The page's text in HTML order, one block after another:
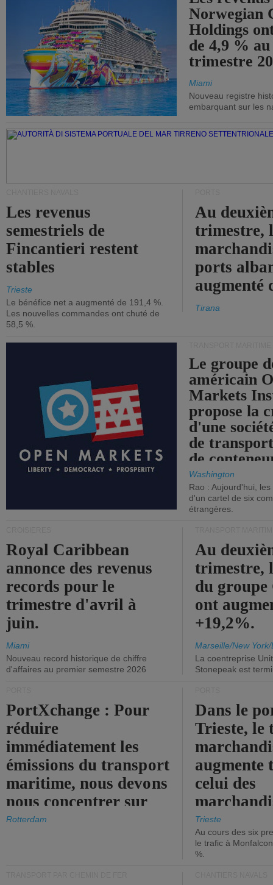
Norwegian
Holdings
de 4,9 %
trimestre
Miami
Nouveau registre
embarquant sur les
Les revenus
semestriels de
Fincantieri restent
stables
Trieste
Le bénéfice net a augmenté de 191,4 %.
Les nouvelles commandes ont chuté de
58,5 %.
Au
trimestre,
ports
augmenté
Tirana
Le groupe
américain
Markets
propose la
d'une
de
de
Washington
Rao : Aujourd'hui,
d'un cartel de six
étrangères.
Royal Caribbean
annonce des revenus
records pour le
trimestre d'avril à
juin.
Miami
Nouveau record historique de chiffre
d'affaires au premier semestre 2026
Au
trimestre,
du
ont
+19,2%.
Marseille/New
La coentreprise
Stonepeak est
PortXchange : Pour
réduire
immédiatement les
émissions du transport
maritime, nous devons
nous concentrer sur
les ports.
Rotterdam
Dans le
Trieste, le
augmente
celui des
diminue.
Trieste
Au cours des six
le trafic à
%.